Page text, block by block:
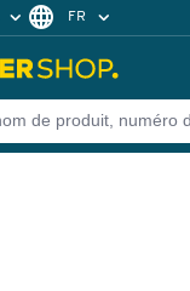
FR